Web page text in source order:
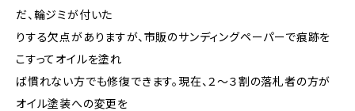
だ、輪ジミが付いた
りする欠点がありますが、市販のサンディングペーパーで痕跡を
こすってオイルを塗れ
ば慣れない方でも修復できます。現在、２～３割の落札者の方が
オイル塗装への変更を